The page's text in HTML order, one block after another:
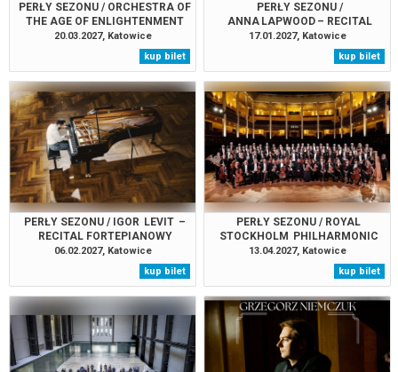
PERŁY SEZONU / ORCHESTRA OF
THE AGE OF ENLIGHTENMENT
20.03.2027, Katowice
kup bilet
PERŁY SEZONU /
ANNA LAPWOOD – RECITAL
ORGANOWY
17.01.2027, Katowice
kup bilet
PERŁY SEZONU / IGOR LEVIT –
RECITAL FORTEPIANOWY
06.02.2027, Katowice
kup bilet
PERŁY SEZONU / ROYAL
STOCKHOLM PHILHARMONIC
ORCHESTRA
13.04.2027, Katowice
kup bilet